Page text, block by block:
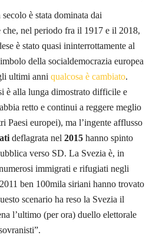
è stata dominata dai
che, nel periodo fra il 1917 e il 2018,
è stato quasi ininterrottamente al
della socialdemocrazia europea
ultimi anni qualcosa è cambiato.
è alla lunga dimostrato difficile e
retto e continui a reggere meglio
Paesi europei), ma l’ingente afflusso
deflagrata nel 2015 hanno spinto
verso SD. La Svezia è, in
immigrati e rifugiati negli
ben 100mila siriani hanno trovato
scenario ha reso la Svezia il
l’ultimo (per ora) duello elettorale